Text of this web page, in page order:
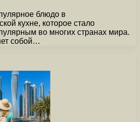
блюдо в
кухне, которое стало
во многих странах мира.
собой…